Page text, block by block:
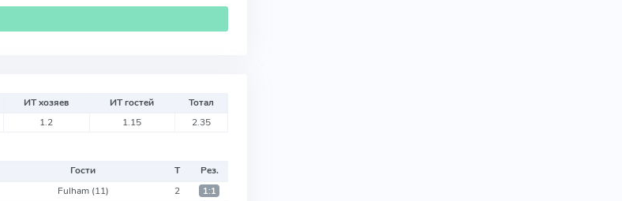
ИТ хозяев ИТ гостей
Тотал
1.2 1.15 2.35
Гости Т
Рез.
Fulham (11) 2 1:1